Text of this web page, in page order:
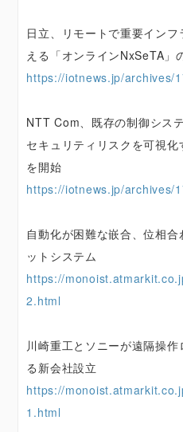
日立、リモートで重要イン
える「オンラインNxSeTA」
https://iotnews.jp/archives/
NTT Com、既存の制御シス
セキュリティリスクを可視
を開始
https://iotnews.jp/archives/
自動化が困難な嵌合、位相
ットシステム
https://
2.html
川崎重工とソニーが遠隔操
る新会社設立
https://
1.html